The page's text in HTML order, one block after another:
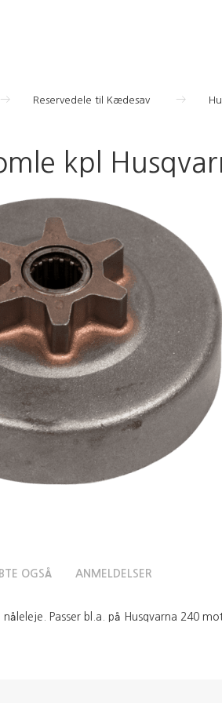
Reservedele til Kædesav
kpl
OGSÅ ANMELDELSER
Passer bl.a. på Husqvarna 240